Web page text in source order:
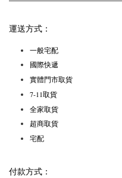
運送方式：
一般宅配
國際快遞
實體門市取貨
7-11取貨
全家取貨
超商取貨
宅配
付款方式：